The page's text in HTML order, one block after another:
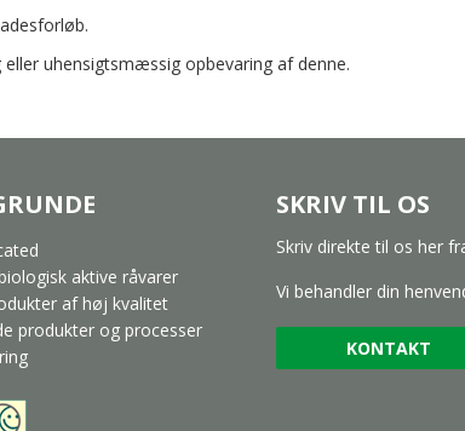
uhensigtsmæssig opbevaring af denne.
aktive råvarer
af høj kvalitet
produkter og processer
SKRIV TIL OS
Skriv direkte til os her
Vi behandler din
KONTAKT